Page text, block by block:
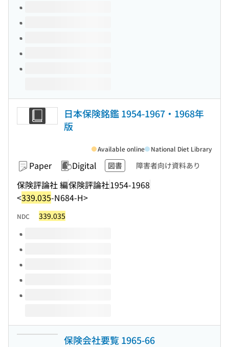
Volumes of this title
日本保険銘鑑 1954-1967・1968年
版
Paper Digital 図書 障害者向け資料あり
保険評論社 編保険評論社1954-1968
<339.035-N684-H>
Available online National Diet Library
NDC 339.035
Volumes of this title
保険会社要覧 1965-66